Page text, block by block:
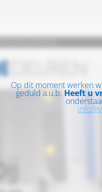
Op dit moment werken
geduld a.u.b. Heeft u